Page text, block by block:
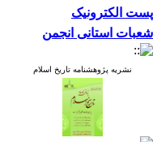
پست الکترونیک
شعبات استانی انجمن
نشریه پژوهشنامه تاریخ اسلام